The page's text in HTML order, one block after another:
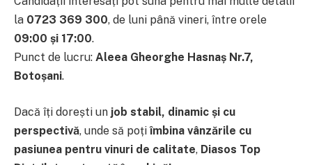
la 0723 369 300, de luni până vineri, între orele
09:00 și 17:00.
Punct de lucru: Aleea Gheorghe Hasnaș Nr.7,
Botoșani.
Dacă îți dorești un job stabil, dinamic și cu
perspectivă, unde să poțiîmbina vânzările cu
pasiunea pentru vinuri de calitate, Diasos Top